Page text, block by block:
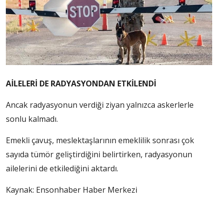
AİLELERİ DE RADYASYONDAN ETKİLENDİ
Ancak radyasyonun verdiği ziyan yalnızca askerlerle
sonlu kalmadı.
Emekli çavuş, meslektaşlarının emeklilik sonrası çok
sayıda tümör geliştirdiğini belirtirken, radyasyonun
ailelerini de etkilediğini aktardı.
Kaynak: Ensonhaber Haber Merkezi